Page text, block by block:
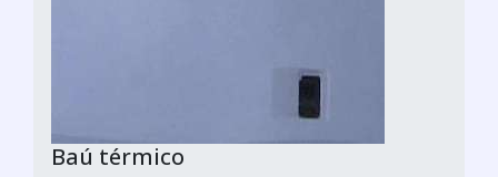
Baú térmico